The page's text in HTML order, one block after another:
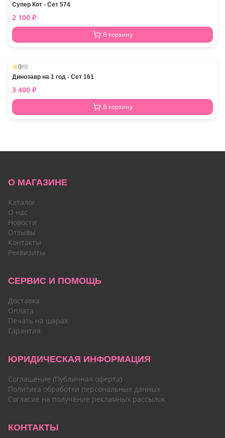
Супер Кот - Сет 574
2 100 ₽
В корзину
0(0)
Динозавр на 1 год - Сет 161
3 400 ₽
В корзину
О МАГАЗИНЕ
Каталог
О нас
Новости
Отзывы
Контакты
Реквизиты
СЕРВИС И ПОМОЩЬ
Доставка
Оплата
Печать на шарах
Гарантия
ЮРИДИЧЕСКАЯ ИНФОРМАЦИЯ
Соглашение (Публичная оферта)
Политика обработки персональных данных
Согласие на получение рекламных рассылок
КОНТАКТЫ